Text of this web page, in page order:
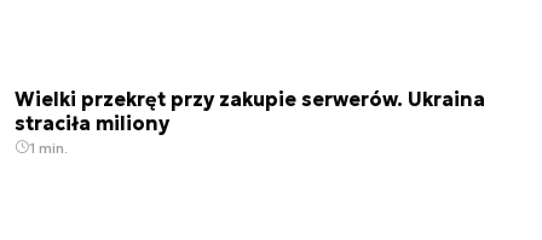
Wielki przekręt przy zakupie serwerów. Ukraina
straciła miliony
1 min.